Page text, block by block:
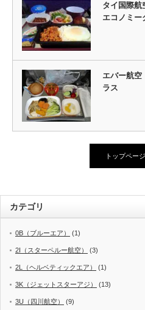
タイ国際
エコノミ
エバー航
ラス
トップペー
カテゴリ
0B（ブルーエア） (1)
2I（スターペルー航空） (3)
2L（ヘルベティックエア） (1)
3K（ジェットスターアジ） (13)
3U（四川航空） (9)